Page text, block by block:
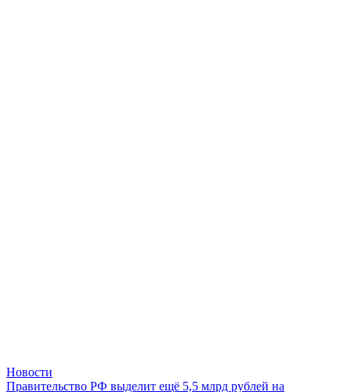
Новости
Правительство РФ выделит ещё 5,5 млрд рублей на